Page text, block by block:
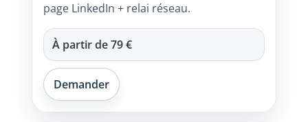
page LinkedIn + relai réseau.
À partir de79 €
Demander